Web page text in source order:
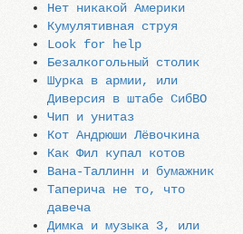
Нет никакой Америки
Кумулятивная струя
Look for help
Безалкогольный столик
Шурка в армии, или
Диверсия в штабе СибВО
Чип и унитаз
Кот Андрюши Лёвочкина
Как Фил купал котов
Вана-Таллинн и бумажник
Таперича не то, что
давеча
Димка и музыка 3, или